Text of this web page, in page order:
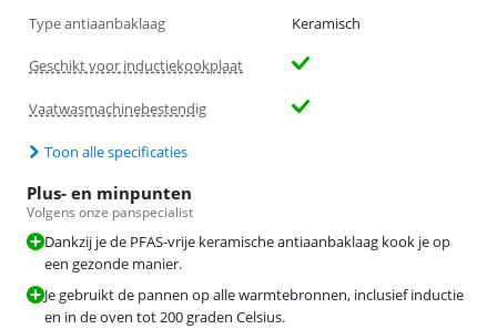
Type antiaanbaklaag Keramisch
Geschikt voor inductiekookplaat
Vaatwasmachinebestendig
Toon alle specificaties
Plus- en minpunten
Volgens onze panspecialist
Dankzij je de PFAS-vrije keramische antiaanbaklaag kook je op
een gezonde manier.
Je gebruikt de pannen op alle warmtebronnen, inclusief inductie
en in de oven tot 200 graden Celsius.